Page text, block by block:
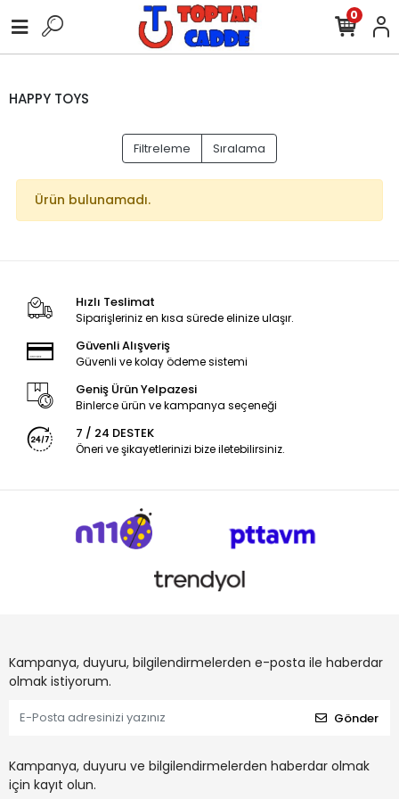
0
HAPPY TOYS
Filtreleme Sıralama
Ürün bulunamadı.
Hızlı Teslimat
Siparişleriniz en kısa sürede elinize ulaşır.
Güvenli Alışveriş
Güvenli ve kolay ödeme sistemi
Geniş Ürün Yelpazesi
Binlerce ürün ve kampanya seçeneği
7 / 24 DESTEK
Öneri ve şikayetlerinizi bize iletebilirsiniz.
Kampanya, duyuru, bilgilendirmelerden e-posta ile haberdar
olmak istiyorum.
Gönder
Kampanya, duyuru ve bilgilendirmelerden haberdar olmak
için kayıt olun.